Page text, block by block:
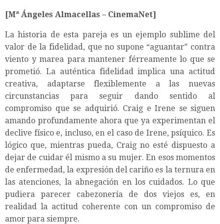
[Mª Ángeles Almacellas – CinemaNet]
La historia de esta pareja es un ejemplo sublime del
valor de la fidelidad, que no supone “aguantar” contra
viento y marea para mantener férreamente lo que se
prometió. La auténtica fidelidad implica una actitud
creativa, adaptarse flexiblemente a las nuevas
circunstancias para seguir dando sentido al
compromiso que se adquirió. Craig e Irene se siguen
amando profundamente ahora que ya experimentan el
declive físico e, incluso, en el caso de Irene, psíquico. Es
lógico que, mientras pueda, Craig no esté dispuesto a
dejar de cuidar él mismo a su mujer. En esos momentos
de enfermedad, la expresión del cariño es la ternura en
las atenciones, la abnegación en los cuidados. Lo que
pudiera parecer cabezonería de dos viejos es, en
realidad la actitud coherente con un compromiso de
amor para siempre.